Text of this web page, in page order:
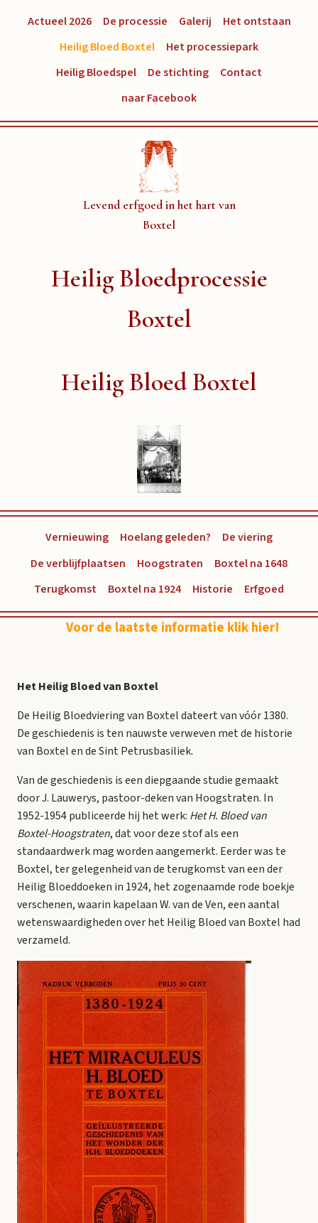
Actueel 2026 De processie Galerij
Het ontstaan
Heilig Bloed Boxtel
Het processiepark
Heilig Bloedspel
De stichting
Contact
naar Facebook
Levend erfgoed in het hart van
Boxtel
Heilig Bloedprocessie
Boxtel
Heilig Bloed Boxtel
Vernieuwing Hoelang geleden?
De viering
De verblijfplaatsen
Hoogstraten
Boxtel na 1648
Terugkomst
Boxtel na 1924 Historie Erfgoed
Voor de laatste informatie klik hier!
Het Heilig Bloed van Boxtel
De Heilig Bloedviering van Boxtel dateert van vóór 1380.
De geschiedenis is ten nauwste verweven met de historie
van Boxtel en de Sint Petrusbasiliek.
Van de geschiedenis is een diepgaande studie gemaakt
door J. Lauwerys, pastoor-deken van Hoogstraten. In
1952-1954 publiceerde hij het werk: Het H. Bloed van
Boxtel-Hoogstraten, dat voor deze stof als een
standaardwerk mag worden aangemerkt. Eerder was te
Boxtel, ter gelegenheid van de terugkomst van een der
Heilig Bloeddoeken in 1924, het zogenaamde rode boekje
verschenen, waarin kapelaan W. van de Ven, een aantal
wetenswaardigheden over het Heilig Bloed van Boxtel had
verzameld.